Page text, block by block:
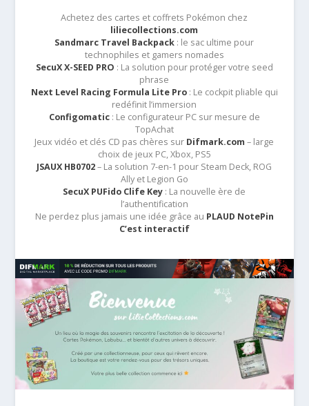
Achetez des cartes et coffrets Pokémon chez
liliecollections.com
Sandmarc Travel Backpack : le sac ultime pour
technophiles et gamers nomades
SecuX X-SEED PRO : La solution pour protéger votre seed
phrase
Next Level Racing Formula Lite Pro: Le cockpit pliable qui
redéfinit l’immersion
Configomatic: Le configurateur PC sur mesure de
TopAchat
Jeux vidéo et clés CD pas chères sur Difmark.com – large
choix de jeux PC, Xbox, PS5
JSAUX HB0702– La solution 7-en-1 pour Steam Deck, ROG
Ally et Legion Go
SecuX PUFido Clife Key : La nouvelle ère de
l’authentification
Ne perdez plus jamais une idée grâce au PLAUD NotePin
C’est interactif